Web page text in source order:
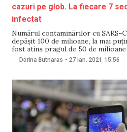
cazuri pe glob. La fiecare 7
infectat
Numărul contaminărilor cu SARS-
depăşit 100 de milioane, la mai
fost atins pragul de 50 de milioane
când oraşul Wuhan şi provincia
Dorina Butnaras - 27 ian. 2021 15:56